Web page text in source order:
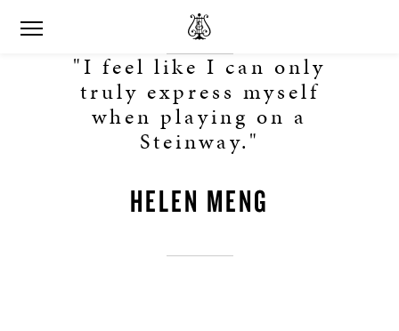
"I feel like I can only
truly express myself
when playing on a
Steinway."
HELEN MENG